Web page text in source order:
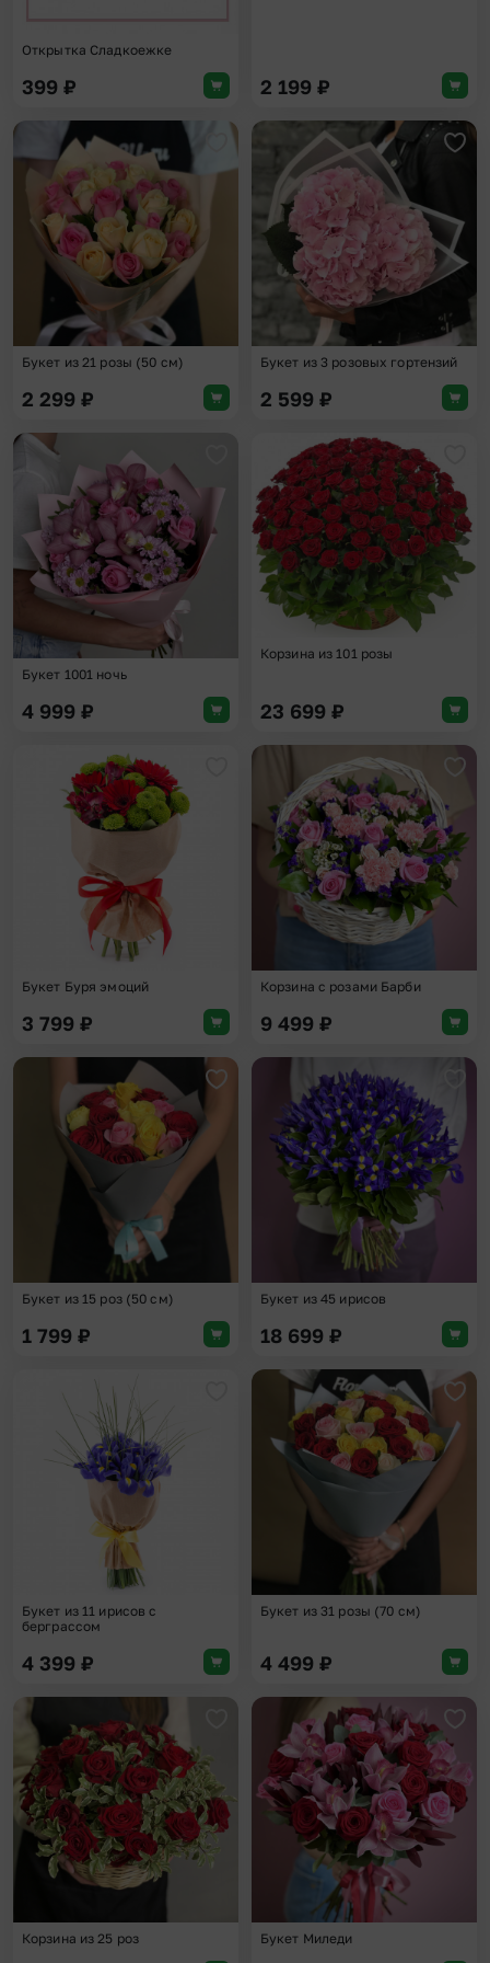
Открытка Сладкоежке
399 ₽ 2 199 ₽
Добавить в избранное
Букет из 21 розы (50 см)
2 299 ₽
Букет из 3 розовых гортензий
2 599 ₽
Добавить в избранное
Букет 1001 ночь
4 999 ₽
Корзина из 101 розы
23 699 ₽
Добавить в избранное
Букет Буря эмоций
3 799 ₽
Корзина с розами Барби
9 499 ₽
Добавить в избранное
Букет из 15 роз (50 см)
1 799 ₽
Букет из 45 ирисов
18 699 ₽
Добавить в избранное
Букет из 11 ирисов с
берграссом
4 399 ₽
Букет из 31 розы (70 см)
4 499 ₽
Добавить в избранное
Корзина из 25 роз Букет Миледи